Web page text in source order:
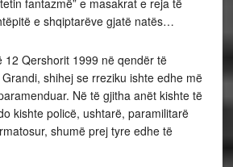
fantazmë” e masakrat e reja të
e shqiptarëve gjatë natës…
12 Qershorit 1999 në qendër të
shihej se rreziku ishte edhe më
Në të gjitha anët kishte të
kishte policë, ushtarë, paramilitarë
shumë prej tyre edhe të